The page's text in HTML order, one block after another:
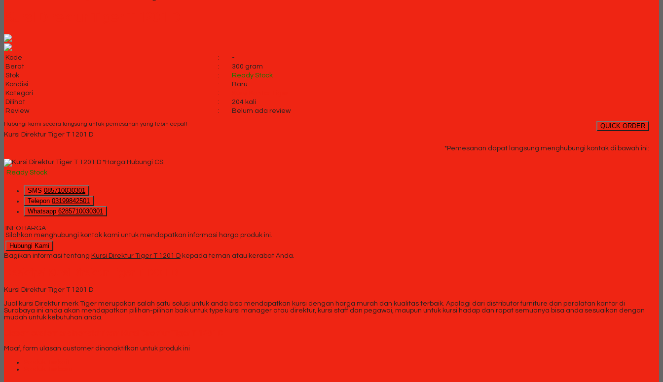
Kode :
-
Berat
:
300 gram
Stok
:
Ready Stock
Kondisi
:
Baru
Kategori
:
Dilihat
:
204 kali
Review
: Belum ada review
QUICK ORDER
Hubungi kami secara langsung untuk pemesanan yang lebih cepat!
Kursi Direktur Tiger T 1201 D
*Pemesanan dapat langsung menghubungi kontak di bawah ini:
*Harga Hubungi CS
Ready Stock
SMS 085710030301
Telepon 03199842501
Whatsapp 6285710030301
INFO HARGA
Silahkan menghubungi kontak kami untuk mendapatkan informasi harga produk ini.
Hubungi Kami
Bagikan informasi tentang Kursi Direktur Tiger T 1201 D kepada teman atau kerabat Anda.
Kursi Direktur Tiger T 1201 D
Jual kursi Direktur merk Tiger merupakan salah satu solusi untuk anda bisa mendapatkan kursi dengan harga murah dan kualitas terbaik. Apalagi dari distributor furniture dan peralatan kantor di
Surabaya ini anda akan mendapatkan pilihan-pilihan baik untuk type kursi manager atau direktur, kursi staff dan pegawai, maupun untuk kursi hadap dan rapat semuanya bisa anda sesuaikan dengan
mudah untuk kebutuhan anda.
Maaf, form ulasan customer dinonaktifkan untuk produk ini